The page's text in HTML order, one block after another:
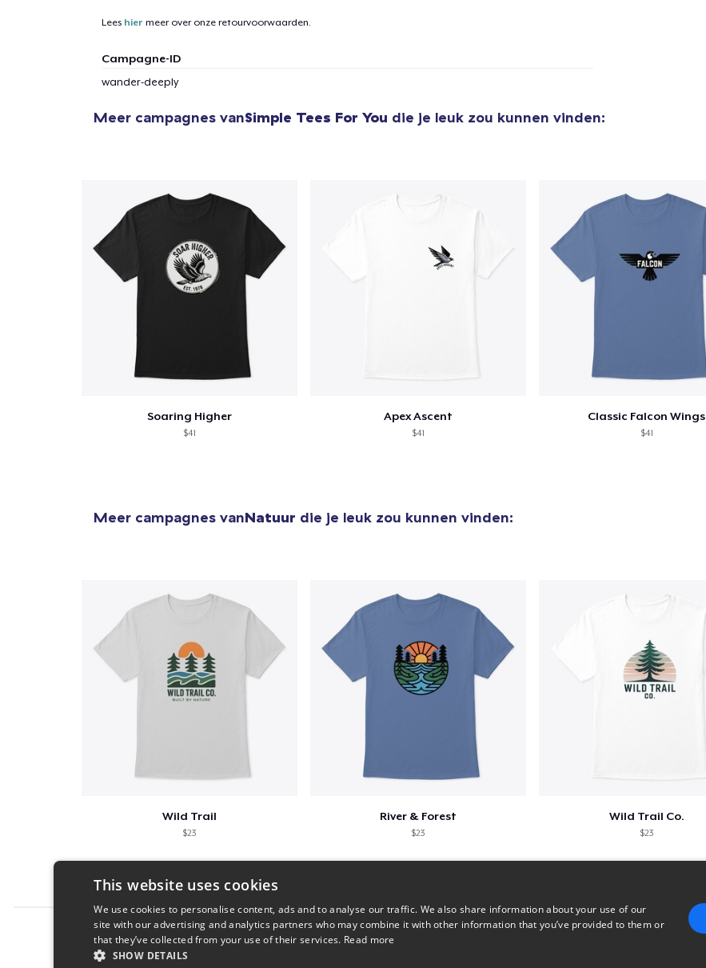
Lees hier meer over onze retourvoorwaarden.
Campagne-ID
wander-deeply
Meer campagnes vanSimple Tees For You die je leuk zou kunnen vinden:
Soaring Higher
$41
Apex Ascent
$41
Classic Falcon Wings
$41
Meer campagnes vanNatuur die je leuk zou kunnen vinden:
Wild Trail
$23
River & Forest
$23
Wild Trail Co.
$23
Report this product
This website uses cookies
We use cookies to personalise content, ads and to analyse our traffic. We also share information about your use of our
site with our advertising and analytics partners who may combine it with other information that you’ve provided to them or
that they’ve collected from your use of their services. Read more
SHOW DETAILS